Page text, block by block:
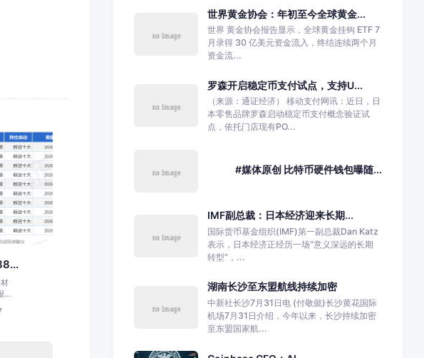
...
世界黄金协会：年初至今全球黄金...
世界 黄金协会报告显示，全球黄金挂钩 ETF 7
月录得 30 亿美元资金流入，终结连续两个月
资金流...
罗森开启稳定币支付试点，支持U...
（来源：通证经济） 移动支付网讯：近日，日
本零售品牌罗森启动稳定币支付概念验证试
点，依托门店现有PO...
#媒体原创 比特币硬件钱包曝随...
IMF副总裁：日本经济迎来长期...
国际货币基金组织(IMF)第一副总裁Dan Katz
表示，日本经济正经历一场“意义深远的长期
转型”，...
湖南长沙至东盟航线持续加密
中新社长沙7月31日电 (付敬懿)长沙黄花国际
机场7月31日介绍，今年以来，长沙持续加密
至东盟国家航...